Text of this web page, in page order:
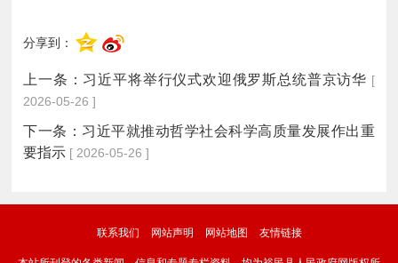
分享到：
上一条： 习近平将举行仪式欢迎俄罗斯总统普京访华 [
2026-05-26 ]
下一条： 习近平就推动哲学社会科学高质量发展作出重
要指示 [ 2026-05-26 ]
联系我们 网站声明 网站地图 友情链接